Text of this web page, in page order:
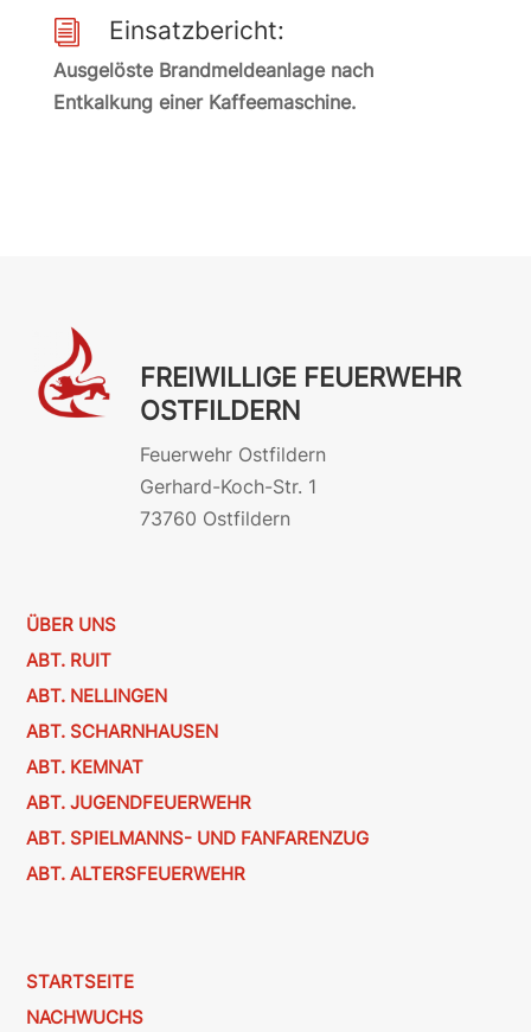
i Einsatzbericht:
Ausgelöste Brandmeldeanlage nach
Entkalkung einer Kaffeemaschine.
FREIWILLIGE FEUERWEHR
OSTFILDERN
Feuerwehr Ostfildern
Gerhard-Koch-Str. 1
73760 Ostfildern
ÜBER UNS
ABT. RUIT
ABT. NELLINGEN
ABT. SCHARNHAUSEN
ABT. KEMNAT
ABT. JUGENDFEUERWEHR
ABT. SPIELMANNS- UND FANFARENZUG
ABT. ALTERSFEUERWEHR
STARTSEITE
NACHWUCHS